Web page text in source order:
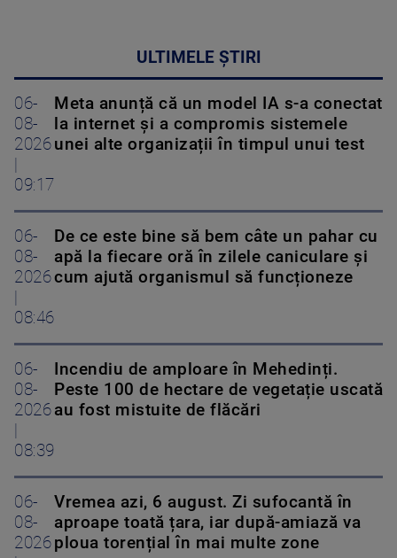
ULTIMELE ȘTIRI
06-
08-
2026
09:17
Meta anunță că un model IA s-a conectat
la internet și a compromis sistemele
unei alte organizații în timpul unui test
06-
08-
2026
08:46
De ce este bine să bem câte un pahar cu
apă la fiecare oră în zilele caniculare și
cum ajută organismul să funcționeze
06-
08-
2026
08:39
Incendiu de amploare în Mehedinți.
Peste 100 de hectare de vegetație uscată
au fost mistuite de flăcări
06-
08-
2026
Vremea azi, 6 august. Zi sufocantă în
aproape toată țara, iar după-amiază va
ploua torențial în mai multe zone